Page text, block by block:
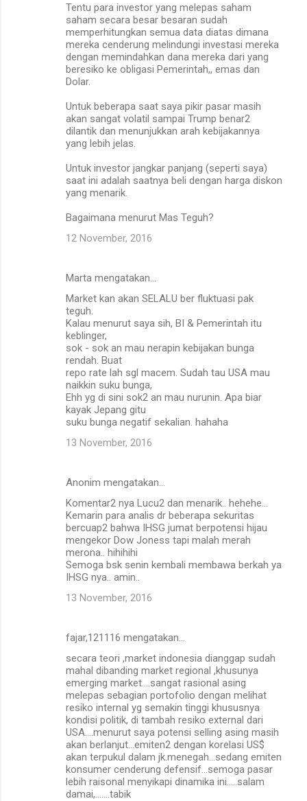
Tentu para investor yang melepas saham
saham secara besar besaran sudah
memperhitungkan semua data diatas dimana
mereka cenderung melindungi investasi mereka
dengan memindahkan dana mereka dari yang
beresiko ke obligasi Pemerintah,, emas dan
Dolar.
Untuk beberapa saat saya pikir pasar masih
akan sangat volatil sampai Trump benar2
dilantik dan menunjukkan arah kebijakannya
yang lebih jelas.
Untuk investor jangkar panjang (seperti saya)
saat ini adalah saatnya beli dengan harga diskon
yang menarik.
Bagaimana menurut Mas Teguh?
12 November, 2016
Marta mengatakan…
Market kan akan SELALU ber fluktuasi pak
teguh.
Kalau menurut saya sih, BI & Pemerintah itu
keblinger,
sok - sok an mau nerapin kebijakan bunga
rendah. Buat
repo rate lah sgl macem. Sudah tau USA mau
naikkin suku bunga,
Ehh yg di sini sok2 an mau nurunin. Apa biar
kayak Jepang gitu
suku bunga negatif sekalian. hahaha
13 November, 2016
Anonim mengatakan…
Komentar2 nya Lucu2 dan menarik.. hehehe...
Kemarin para analis dr beberapa sekuritas
bercuap2 bahwa IHSG jumat berpotensi hijau
mengekor Dow Joness tapi malah merah
merona.. hihihihi
Semoga bsk senin kembali membawa berkah ya
IHSG nya.. amin..
13 November, 2016
fajar,121116 mengatakan…
secara teori ,market indonesia dianggap sudah
mahal dibanding market regional ,khusunya
emerging market....sangat rasional asing
melepas sebagian portofolio dengan melihat
resiko internal yg semakin tinggi khususnya
kondisi politik, di tambah resiko external dari
USA....menurut saya potensi selling asing masih
akan berlanjut...emiten2 dengan korelasi US$
akan terpukul dalam jk.menegah...sedang emiten
konsumer cenderung defensif...semoga pasar
lebih raisonal menyikapi dinamika ini.....salam
damai,.......tabik